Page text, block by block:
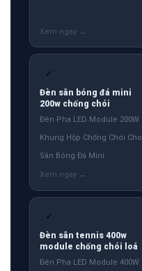
✓
Đèn sân bóng đá mini
200w chống chói
Đèn Pha LED Module 200W
Khung Hộp Chống Chói Cho
Sân Bóng Đá Mini
✓
Đèn sân tennis 400w
module chống chói loá
Đèn Pha LED Module 400W